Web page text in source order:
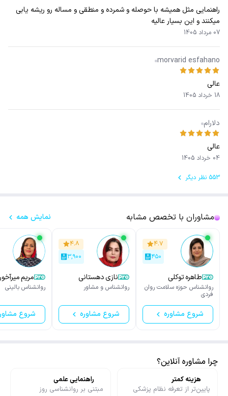
راهنمایی مثل همیشه ‌با حوصله و شمرده و ‌منطقی و مساله رو ریشه یابی
میکنند و این بسیار عالیه
07 مرداد 1405
morvarid esfahano
عالی
18 خرداد 1405
دلارام
عالی
04 خرداد 1405
553 نظر دیگر
مشاوران با تخصص مشابه نمایش همه
۴.۷
۴۵۰
طاهره توکلی
روانشناس حوزه سلامت روان
فردی
شروع مشاوره
۴.۸
۳,۹۰۰
نازی دهستانی
روانشناس و مشاور
شروع مشاوره
مریم
روانشناس بالینی
شروع
چرا مشاوره آنلاین؟
هزینه کمتر
پایین‌تر از تعرفه نظام پزشکی
راهنمایی علمی
مبتنی بر روانشناسی روز